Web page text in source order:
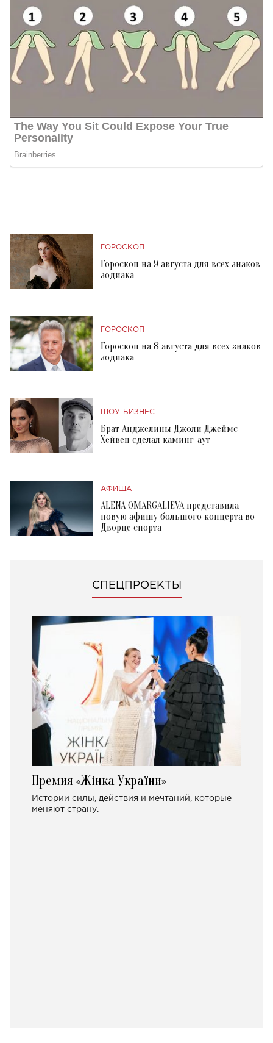
ГОРОСКОП
Гороскоп на 9 августа для всех знаков
зодиака
ГОРОСКОП
Гороскоп на 8 августа для всех знаков
зодиака
ШОУ-БИЗНЕС
Брат Анджелины Джоли Джеймс
Хейвен сделал каминг-аут
АФИША
ALENA OMARGALIEVA представила
новую афишу большого концерта во
Дворце спорта
СПЕЦПРОЕКТЫ
Премия «Жінка України»
Истории силы, действия и мечтаний, которые
меняют страну.